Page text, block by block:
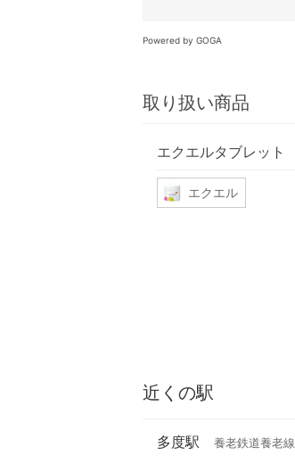
Powered by GOGA
取り扱い商品
エクエルタブレット
エクエル
近くの駅
多度駅 養老鉄道養老線